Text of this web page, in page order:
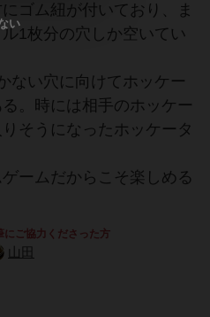
ゴム紐が付いており、ま
1枚分の穴しか空いてい
ない穴に向けてホッケー
。時には相手のホッケー
そうになったホッケータ
ームだからこそ楽しめる
にご協力くださった方
山田
い